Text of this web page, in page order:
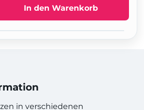
In den Warenkorb
in verschiedenen